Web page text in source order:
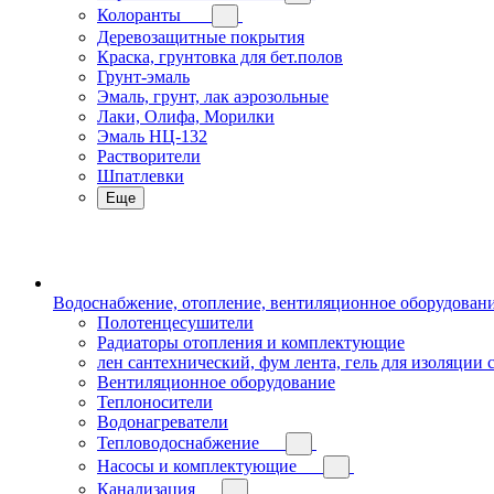
Колоранты
Деревозащитные покрытия
Краска, грунтовка для бет.полов
Грунт-эмаль
Эмаль, грунт, лак аэрозольные
Лаки, Олифа, Морилки
Эмаль НЦ-132
Растворители
Шпатлевки
Еще
Водоснабжение, отопление, вентиляционное
Полотенцесушители
Радиаторы отопления и комплектующие
лен сантехнический, фум лента, гель для изоляции
Вентиляционное оборудование
Теплоносители
Водонагреватели
Тепловодоснабжение
Насосы и комплектующие
Канализация